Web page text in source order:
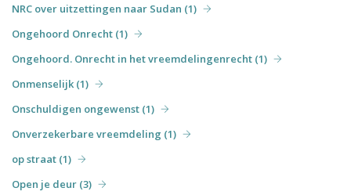
NRC over uitzettingen naar Sudan (1)
Ongehoord Onrecht (1)
Ongehoord. Onrecht in het vreemdelingenrecht (1)
Onmenselijk (1)
Onschuldigen ongewenst (1)
Onverzekerbare vreemdeling (1)
op straat (1)
Open je deur (3)